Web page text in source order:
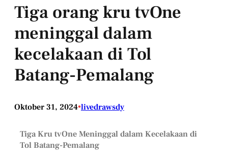
Tiga orang kru tvOne
meninggal dalam
kecelakaan di Tol
Batang-Pemalang
Oktober 31, 2024•livedrawsdy
Tiga Kru tvOne Meninggal dalam Kecelakaan di
Tol Batang-Pemalang